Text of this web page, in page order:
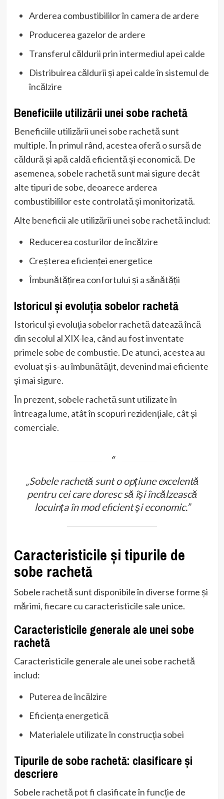
Arderea combustibililor în camera de ardere
Producerea gazelor de ardere
Transferul căldurii prin intermediul apei calde
Distribuirea căldurii și apei calde în sistemul de
încălzire
Beneficiile utilizării unei sobe rachetă
Beneficiile utilizării unei sobe rachetă sunt
multiple. În primul rând, acestea oferă o sursă de
căldură și apă caldă eficientă și economică. De
asemenea, sobele rachetă sunt mai sigure decât
alte tipuri de sobe, deoarece arderea
combustibililor este controlată și monitorizată.
Alte beneficii ale utilizării unei sobe rachetă includ:
Reducerea costurilor de încălzire
Creșterea eficienței energetice
Îmbunătățirea confortului și a sănătății
Istoricul și evoluția sobelor rachetă
Istoricul și evoluția sobelor rachetă datează încă
din secolul al XIX-lea, când au fost inventate
primele sobe de combustie. De atunci, acestea au
evoluat și s-au îmbunătățit, devenind mai eficiente
și mai sigure.
În prezent, sobele rachetă sunt utilizate în
întreaga lume, atât în scopuri rezidențiale, cât și
comerciale.
„Sobele rachetă sunt o opțiune excelentă
pentru cei care doresc să își încălzească
locuința în mod eficient și economic.”
Caracteristicile și tipurile de
sobe rachetă
Sobele rachetă sunt disponibile în diverse forme și
mărimi, fiecare cu caracteristicile sale unice.
Caracteristicile generale ale unei sobe
rachetă
Caracteristicile generale ale unei sobe rachetă
includ:
Puterea de încălzire
Eficiența energetică
Materialele utilizate în construcția sobei
Tipurile de sobe rachetă: clasificare și
descriere
Sobele rachetă pot fi clasificate în funcție de